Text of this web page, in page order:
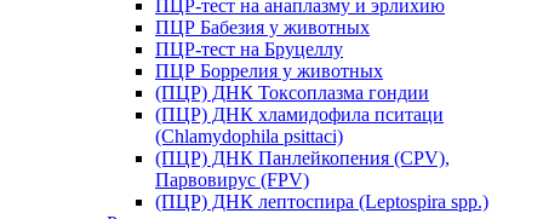
ПЦР-тест на анаплазму и эрлихию
ПЦР Бабезия у животных
ПЦР-тест на Бруцеллу
ПЦР Боррелия у животных
(ПЦР) ДНК Токсоплазма гондии
(ПЦР) ДНК хламидофила пситаци
(Chlamydophila psittaci)
(ПЦР) ДНК Панлейкопения (CPV),
Парвовирус (FPV)
(ПЦР) ДНК лептоспира (Leptospira spp.)